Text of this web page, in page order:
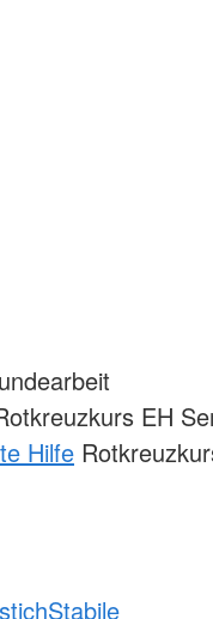
EH
Hilfe
Stabile